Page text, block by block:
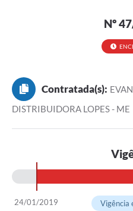
Nº
Contratada(s):
DISTRIBUIDORA LOPES - ME
24/01/2019 Vigência